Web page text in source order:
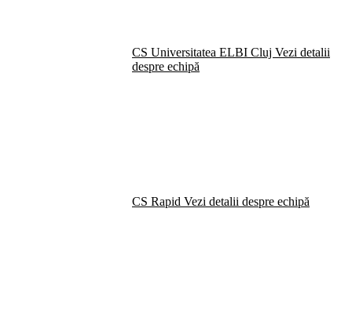
CS Universitatea ELBI Cluj Vezi detalii
despre echipă
CS Rapid Vezi detalii despre echipă